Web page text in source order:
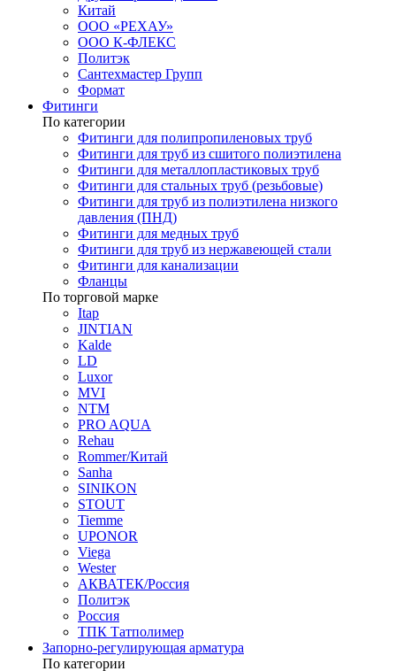
Китай
ООО «РЕХАУ»
ООО К-ФЛЕКС
Политэк
Сантехмастер Групп
Формат
Фитинги
По категории
Фитинги для полипропиленовых труб
Фитинги для труб из сшитого полиэтилена
Фитинги для металлопластиковых труб
Фитинги для стальных труб (резьбовые)
Фитинги для труб из полиэтилена низкого
давления (ПНД)
Фитинги для медных труб
Фитинги для труб из нержавеющей стали
Фитинги для канализации
Фланцы
По торговой марке
Itap
JINTIAN
Kalde
LD
Luxor
MVI
NTM
PRO AQUA
Rehau
Rommer/Китай
Sanha
SINIKON
STOUT
Tiemme
UPONOR
Viega
Wester
АКВАТЕК/Россия
Политэк
Россия
ТПК Татполимер
Запорно-регулирующая арматура
По категории